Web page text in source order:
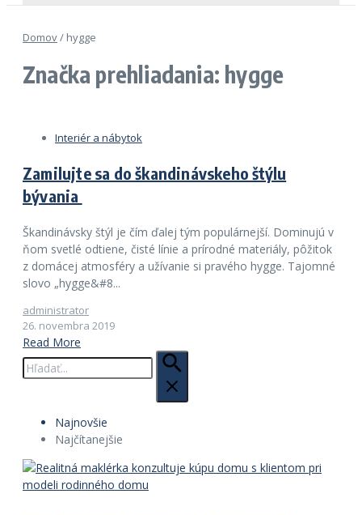
Domov/ hygge
Značka prehliadania: hygge
Interiér a nábytok
Zamilujte sa do škandinávskeho štýlu
bývania
Škandinávsky štýl je čím ďalej tým populárnejší. Dominujú v
ňom svetlé odtiene, čisté línie a prírodné materiály, pôžitok
z domácej atmosféry a užívanie si pravého hygge. Tajomné
slovo „hygge&#8...
administrator
26. novembra 2019
Read More
Hľadať:
Najnovšie
Najčítanejšie